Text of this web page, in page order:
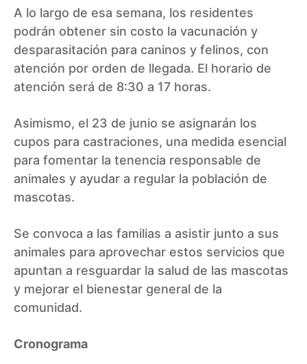
A lo largo de esa semana, los residentes
podrán obtener sin costo la vacunación y
desparasitación para caninos y felinos, con
atención por orden de llegada. El horario de
atención será de 8:30 a 17 horas.
Asimismo, el 23 de junio se asignarán los
cupos para castraciones, una medida esencial
para fomentar la tenencia responsable de
animales y ayudar a regular la población de
mascotas.
Se convoca a las familias a asistir junto a sus
animales para aprovechar estos servicios que
apuntan a resguardar la salud de las mascotas
y mejorar el bienestar general de la
comunidad.
Cronograma